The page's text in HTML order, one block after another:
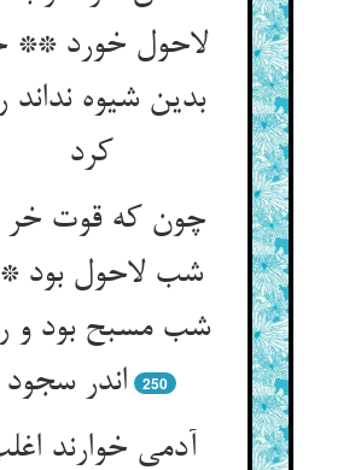
لاحول خورد **
بدین شیوه نداند
کرد
چون که قوت خر
شب لاحول بود
شب مسبح بود و
اندر سجود
250
آدمی خوارند